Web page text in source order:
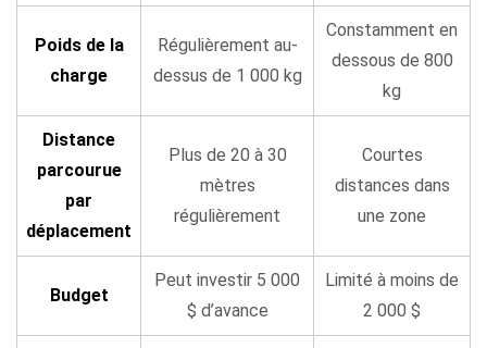
Poids de la
charge
Régulièrement au-
dessus de 1 000 kg
Constamment en
dessous de 800
kg
Distance
parcourue
par
déplacement
Plus de 20 à 30
mètres
régulièrement
Courtes
distances dans
une zone
Budget
Peut investir 5 000
$ d’avance
Limité à moins de
2 000 $